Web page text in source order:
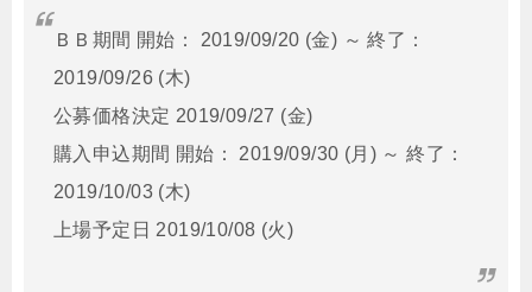
ＢＢ期間 開始： 2019/09/20 (金) ～ 終了：
2019/09/26 (木)
公募価格決定 2019/09/27 (金)
購入申込期間 開始： 2019/09/30 (月) ～ 終了：
2019/10/03 (木)
上場予定日 2019/10/08 (火)